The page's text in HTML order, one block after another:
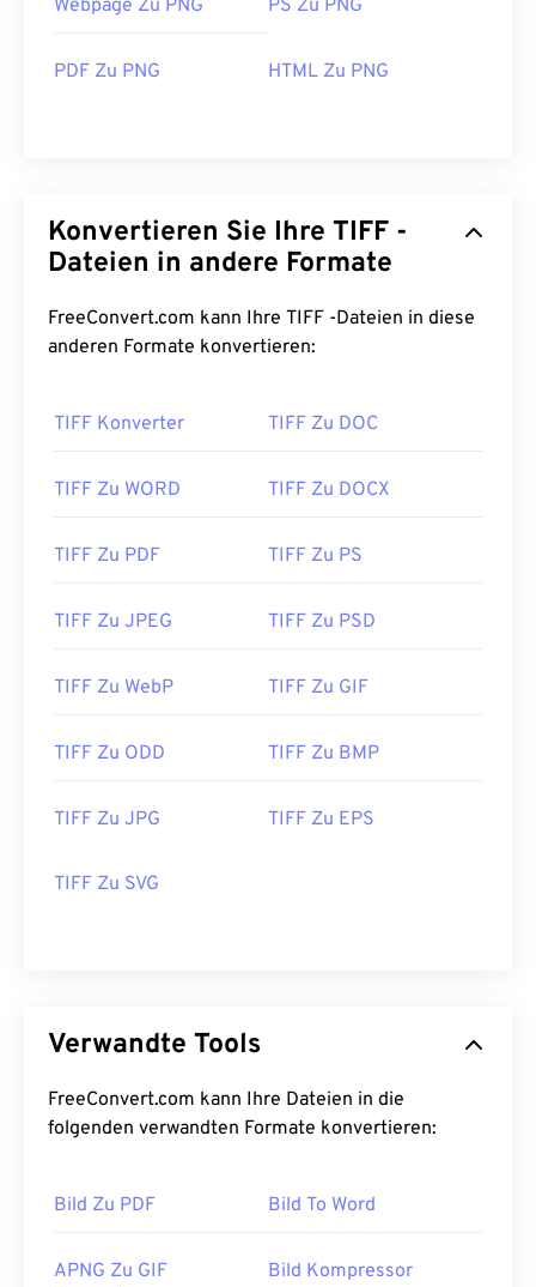
Webpage Zu PNG PS Zu PNG
PDF Zu PNG HTML Zu PNG
Konvertieren Sie Ihre TIFF -
Dateien in andere Formate
FreeConvert.com kann Ihre TIFF -Dateien in diese
anderen Formate konvertieren:
TIFF Konverter TIFF Zu DOC
TIFF Zu WORD TIFF Zu DOCX
TIFF Zu PDF TIFF Zu PS
TIFF Zu JPEG TIFF Zu PSD
TIFF Zu WebP TIFF Zu GIF
TIFF Zu ODD TIFF Zu BMP
TIFF Zu JPG TIFF Zu EPS
TIFF Zu SVG
Verwandte Tools
FreeConvert.com kann Ihre Dateien in die
folgenden verwandten Formate konvertieren:
Bild Zu PDF Bild To Word
APNG Zu GIF
Bild Kompressor